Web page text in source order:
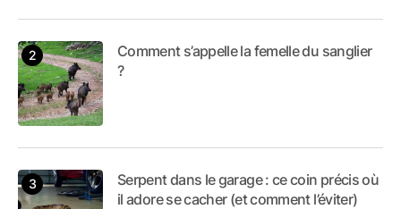
Comment s’appelle la femelle du sanglier
?
Serpent dans le garage : ce coin précis où
il adore se cacher (et comment l’éviter)